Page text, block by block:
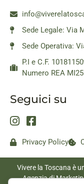
Sede Legale: Via
Sede Operativa:
P.I e C.F.
Numero REA
Seguici su
Privacy Policy
Vivere la Toscana è
Agenzia di